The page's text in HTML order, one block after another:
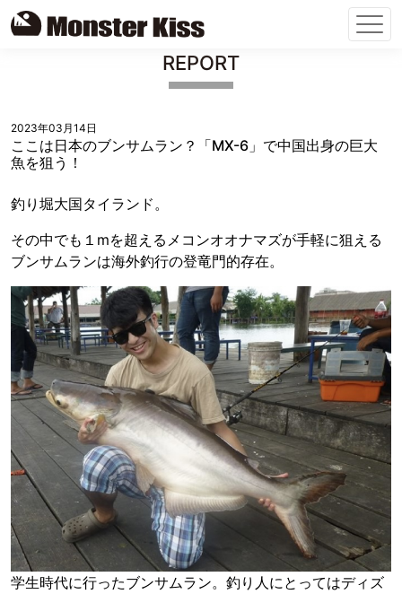
REPORT
2023年03月14日
ここは日本のブンサムラン？「MX-6」で中国出身の巨大
魚を狙う！
釣り堀大国タイランド。
その中でも１mを超えるメコンオオナマズが手軽に狙える
ブンサムランは海外釣行の登竜門的存在。
学生時代に行ったブンサムラン。釣り人にとってはディズ